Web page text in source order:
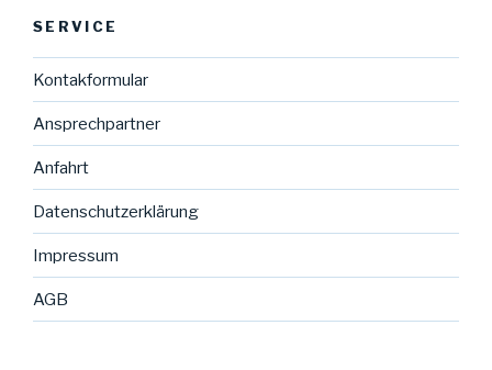
SERVICE
Kontakformular
Ansprechpartner
Anfahrt
Datenschutzerklärung
Impressum
AGB